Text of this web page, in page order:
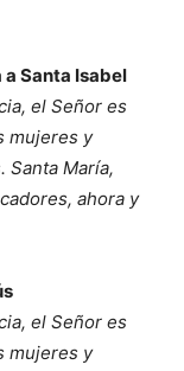
Santa Isabel
el Señor es
mujeres y
María,
ahora y
el Señor es
mujeres y